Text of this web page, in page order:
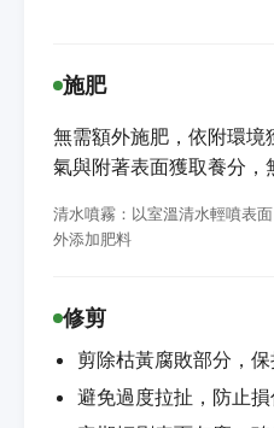
施肥
無需額外施肥，依附環境
氣與附著表面獲取養分，
清水噴霧：以室溫清水輕噴表
外添加肥料
修剪
剪除枯黃腐敗部分，
避免過度拉扯，防止